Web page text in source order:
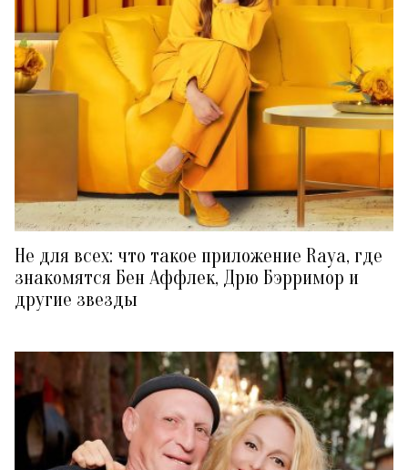
Не для всех: что такое приложение Raya, где
знакомятся Бен Аффлек, Дрю Бэрримор и
другие звезды